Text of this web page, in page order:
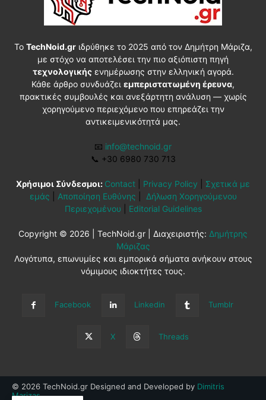
Το TechNoid.grιδρύθηκε το 2025 από τον Δημήτρη Μάριζα,
με στόχο να αποτελέσει την πιο αξιόπιστη πηγή
τεχνολογικήςενημέρωσης στην ελληνική αγορά.
Κάθε άρθρο συνδυάζει εμπεριστατωμένη έρευνα,
πρακτικές συμβουλές και ανεξάρτητη ανάλυση — χωρίς
χορηγούμενο περιεχόμενο που επηρεάζει την
αντικειμενικότητά μας.
📧 info@technoid.gr
📞 +30 6980 730 713
Χρήσιμοι Σύνδεσμοι: Contact Privacy Policy
Σχετικά με
εμάς
Αποποίηση Ευθύνης
Δήλωση Χορηγούμενου
Περιεχομένου
Editorial Guidelines
Copyright © 2026 | TechNoid.gr | Διαχειριστής: Δημήτρης
Μάριζας
Λογότυπα, επωνυμίες και εμπορικά σήματα ανήκουν στους
νόμιμους ιδιοκτήτες τους.
Facebook Linkedin Tumblr
X Threads
© 2026 TechNoid.gr Designed and Developed by Dimitris
Marizas.